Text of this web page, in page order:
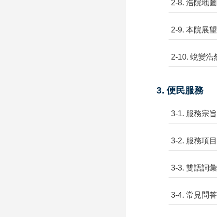
2-8. 浩院地圖
2-9. 本院展望
2-10. 蛻變浩
3. 便民服務
3-1. 服務宗旨
3-2. 服務項目
3-3. 雙語詞彙
3-4. 常見問答